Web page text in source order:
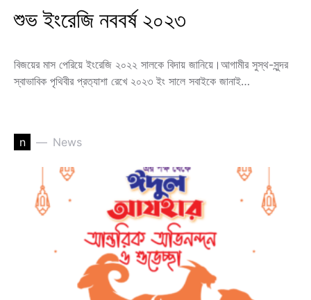
শুভ ইংরেজি নববর্ষ ২০২৩
বিজয়ের মাস পেরিয়ে ইংরেজি ২০২২ সালকে বিদায় জানিয়ে।আগামীর সুস্থ-সুন্দর
স্বাভাবিক পৃথিবীর প্রত‍্যাশা রেখে ২০২৩ ইং সালে সবাইকে জানাই…
n News